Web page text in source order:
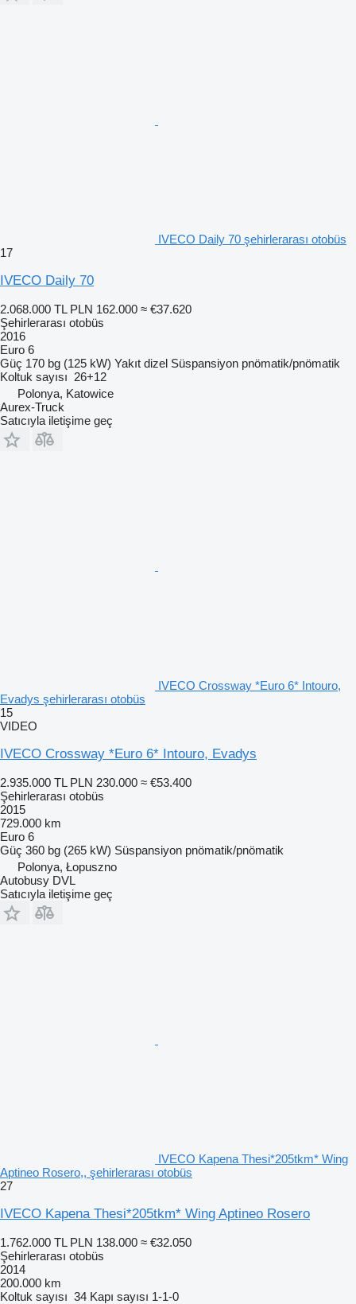
IVECO Daily 70 şehirlerarası otobüs
17
IVECO Daily 70
2.068.000 TL PLN 162.000 ≈ €37.620
Şehirlerarası otobüs
2016
Euro 6
Güç 170 bg (125 kW) Yakıt dizel Süspansiyon pnömatik/pnömatik
Koltuk sayısı 26+12
Polonya, Katowice
Aurex-Truck
Satıcıyla iletişime geç
IVECO Crossway *Euro 6* Intouro,
Evadys şehirlerarası otobüs
15
VIDEO
IVECO Crossway *Euro 6* Intouro, Evadys
2.935.000 TL PLN 230.000 ≈ €53.400
Şehirlerarası otobüs
2015
729.000 km
Euro 6
Güç 360 bg (265 kW) Süspansiyon pnömatik/pnömatik
Polonya, Łopuszno
Autobusy DVL
Satıcıyla iletişime geç
IVECO Kapena Thesi*205tkm* Wing
Aptineo Rosero,, şehirlerarası otobüs
27
IVECO Kapena Thesi*205tkm* Wing Aptineo Rosero
1.762.000 TL PLN 138.000 ≈ €32.050
Şehirlerarası otobüs
2014
200.000 km
Koltuk sayısı 34 Kapı sayısı 1-1-0